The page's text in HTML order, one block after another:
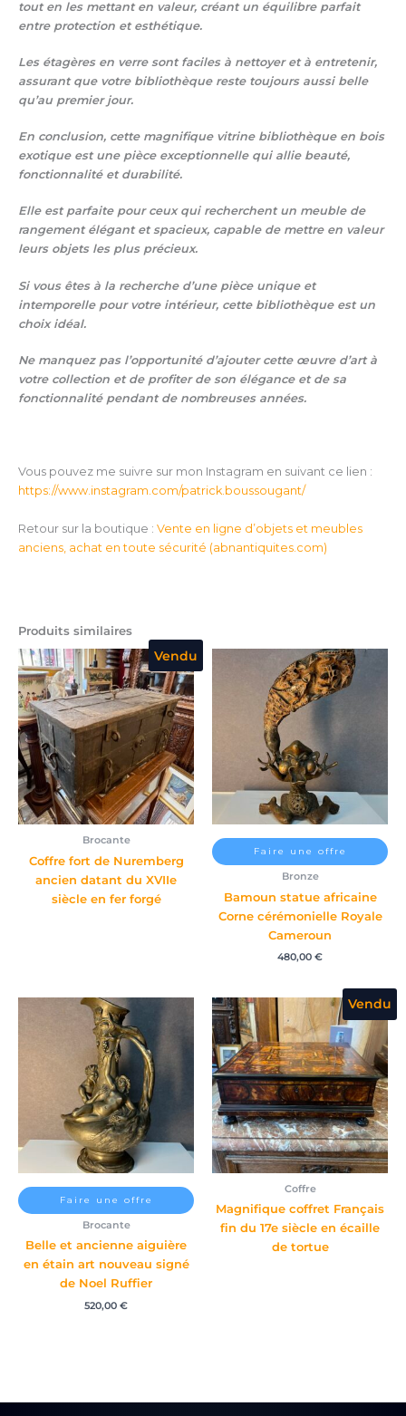
tout en les mettant en valeur, créant un équilibre parfait
entre protection et esthétique.
Les étagères en verre sont faciles à nettoyer et à entretenir,
assurant que votre bibliothèque reste toujours aussi belle
qu’au premier jour.
En conclusion, cette magnifique vitrine bibliothèque en bois
exotique est une pièce exceptionnelle qui allie beauté,
fonctionnalité et durabilité.
Elle est parfaite pour ceux qui recherchent un meuble de
rangement élégant et spacieux, capable de mettre en valeur
leurs objets les plus précieux.
Si vous êtes à la recherche d’une pièce unique et
intemporelle pour votre intérieur, cette bibliothèque est un
choix idéal.
Ne manquez pas l’opportunité d’ajouter cette œuvre d’art à
votre collection et de profiter de son élégance et de sa
fonctionnalité pendant de nombreuses années.
Vous pouvez me suivre sur mon Instagram en suivant ce lien :
https://www.instagram.com/patrick.boussougant/
Retour sur la boutique : Vente en ligne d’objets et meubles
anciens, achat en toute sécurité (abnantiquites.com)
Produits similaires
Vendu
Brocante
Coffre fort de Nuremberg
ancien datant du XVIIe
siècle en fer forgé
Faire une offre
Bronze
Bamoun statue africaine
Corne cérémonielle Royale
Cameroun
480,00 €
Faire une offre
Brocante
Belle et ancienne aiguière
en étain art nouveau signé
de Noel Ruffier
520,00 €
Vendu
Coffre
Magnifique coffret Français
fin du 17e siècle en écaille
de tortue